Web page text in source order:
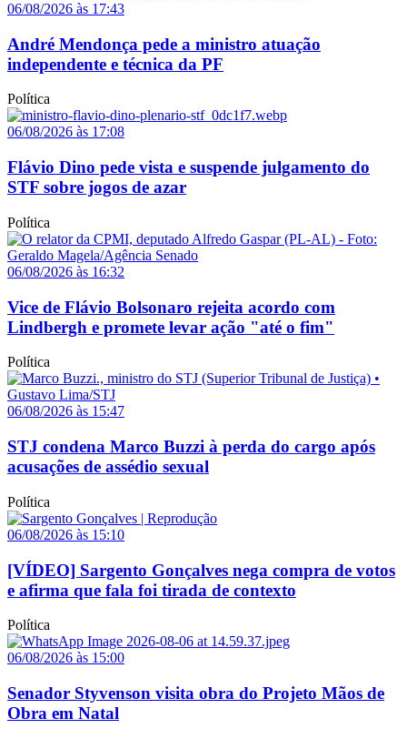
06/08/2026 às 17:43
André Mendonça pede a ministro atuação
independente e técnica da PF
Política
06/08/2026 às 17:08
Flávio Dino pede vista e suspende julgamento do
STF sobre jogos de azar
Política
06/08/2026 às 16:32
Vice de Flávio Bolsonaro rejeita acordo com
Lindbergh e promete levar ação "até o fim"
Política
06/08/2026 às 15:47
STJ condena Marco Buzzi à perda do cargo após
acusações de assédio sexual
Política
06/08/2026 às 15:10
[VÍDEO] Sargento Gonçalves nega compra de votos
e afirma que fala foi tirada de contexto
Política
06/08/2026 às 15:00
Senador Styvenson visita obra do Projeto Mãos de
Obra em Natal